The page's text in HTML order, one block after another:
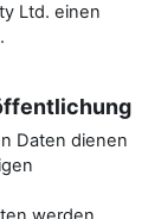
Ltd. einen
Daten dienen